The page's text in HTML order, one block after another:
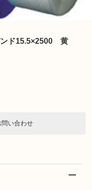
ンド15.5×2500 黄
問い合わせ